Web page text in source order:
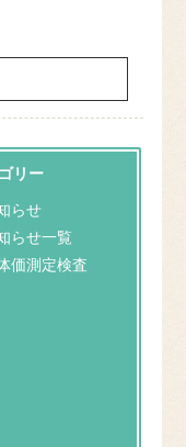
リー
らせ
らせ一覧
価測定検査